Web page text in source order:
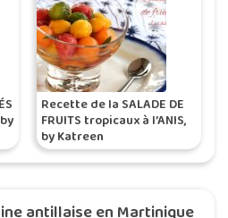
Recette de la SALADE DE
FRUITS tropicaux à l’ANIS,
by Katreen
antillaise en Martinique